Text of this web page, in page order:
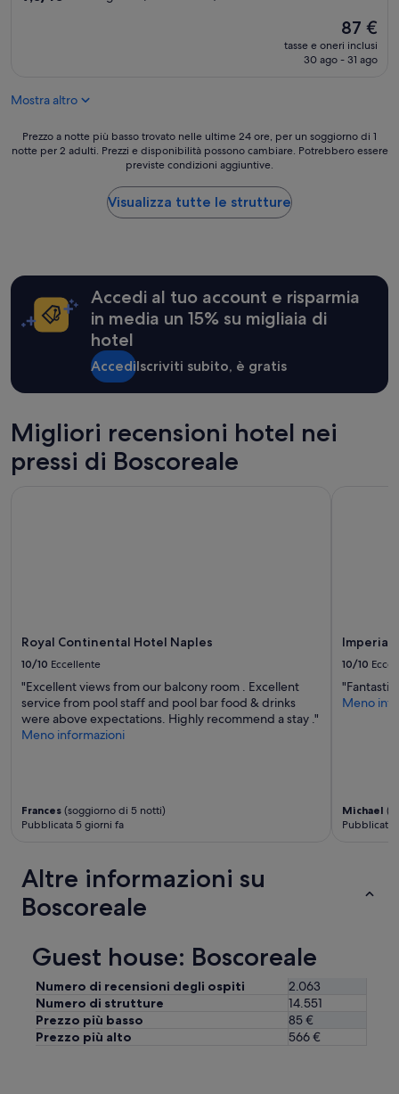
y
a
Il
prezzo
attuale
87 €
tasse e oneri inclusi
30 ago - 31 ago
Mostra altro
Prezzo
a
ore,
soggiorno
notte
per
adulti.
Prezzi
e
disponibilità
Prezzo a notte più basso trovato nelle ultime 24 ore, per un soggiorno di 1
notte per 2 adulti. Prezzi e disponibilità possono cambiare. Potrebbero essere
previste condizioni aggiuntive.
Visualizza tutte le strutture
Accedi al tuo account e risparmia
in media un 15% su migliaia di
hotel
AccediIscriviti subito, è gratis
Migliori recensioni hotel nei
pressi di Boscoreale
Royal Continental Hotel Naples
10/10 Eccellente
"Excellent views from our balcony room . Excellent
service from pool staff and pool bar food & drinks
were above expectations. Highly recommend a stay ."
Meno informazioni
Frances (soggiorno di 5 notti)
Pubblicata 5 giorni fa
Imperial
10/10
Meno
Michael
Pubblicata
Altre informazioni su
Boscoreale
Guest house: Boscoreale
Numero di recensioni degli ospiti
2.063
Numero di strutture
14.551
Prezzo più basso
85 €
Prezzo più alto
566 €